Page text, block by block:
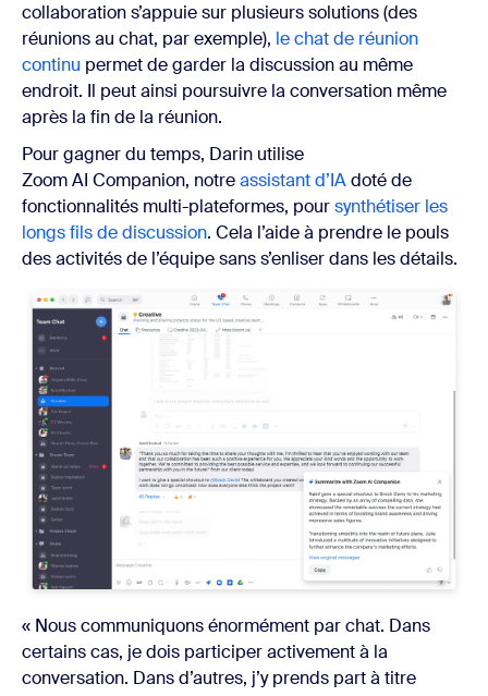
collaboration s’appuie sur plusieurs solutions (des
réunions au chat, par exemple), le chat de réunion
continu permet de garder la discussion au même
endroit. Il peut ainsi poursuivre la conversation même
après la fin de la réunion.
Pour gagner du temps, Darin utilise
Zoom AI Companion, notreassistant d’IAdoté de
fonctionnalités multi-plateformes, poursynthétiser les
longs fils de discussion. Cela l’aide à prendre le pouls
des activités de l’équipe sans s’enliser dans les détails.
« Nous communiquons énormément par chat. Dans
certains cas, je dois participer activement à la
conversation. Dans d’autres, j’y prends part à titre